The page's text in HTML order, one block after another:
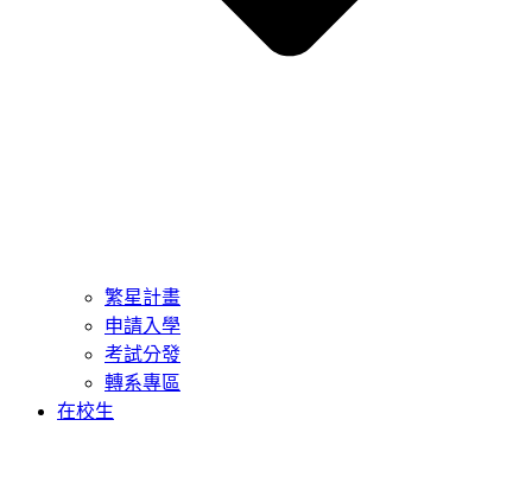
繁星計畫
申請入學
考試分發
轉系專區
在校生